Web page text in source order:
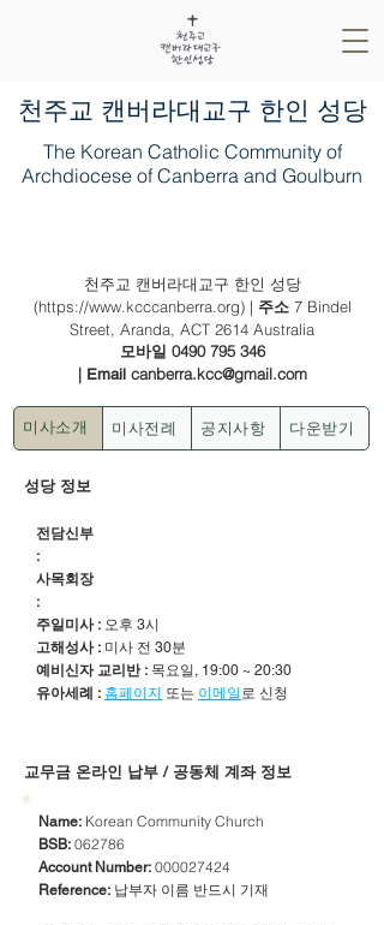
​천주교 캔버라대교구 한인 성당
The Korean Catholic Community of
Archdiocese of Canberra and Goulburn
천주교 캔버라대교구 한인 성당
(https://www.kcccanberra.org) | 주소 7 Bindel
Street, Aranda, ACT 2614 Australia
모바일 0490 795 346
| Email canberra.kcc@gmail.com
미사소개 미사전례 공지사항 다운받기
성당 정보
전담신부
:
사목회장
:
주일미사 : 오후 3시
고해성사 : 미사 전 30분
예비신자 교리반 : 목요일, 19:00 ~ 20:30
유아세례 : 홈페이지 또는 이메일 로 신청
​교무금 온라인 납부 / 공동체 계좌 정보
Name: Korean Community Church
BSB: 062786
Account Number: 000027424
Reference: 납부자 이름 반드시 기재